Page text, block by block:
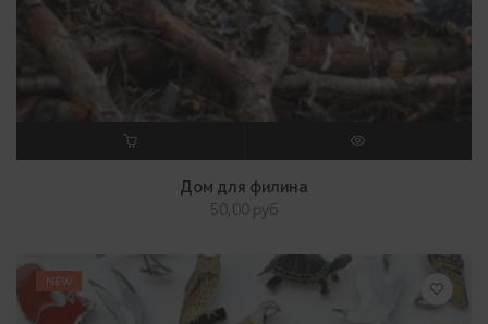
Дом для филина
50,00 руб
NEW